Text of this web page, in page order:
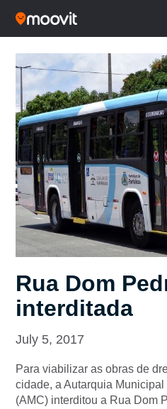
Rua Dom
interditada
July 5, 2017
Para viabilizar as obras de
cidade, a Autarquia
(AMC) interditou a Rua Dom